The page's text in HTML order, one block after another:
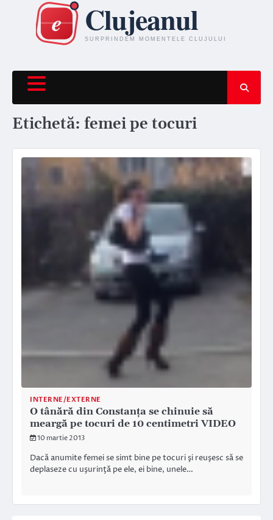
content
Etichetă: femei pe tocuri
INTERNE/EXTERNE
O tânără din Constanţa se chinuie să
meargă pe tocuri de 10 centimetri VIDEO
10 martie 2013
Dacă anumite femei se simt bine pe tocuri şi reuşesc să se
deplaseze cu uşurinţă pe ele, ei bine, unele…